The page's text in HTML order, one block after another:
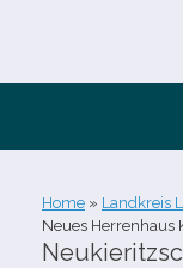
Home » Landkreis
Neues Herrenhaus